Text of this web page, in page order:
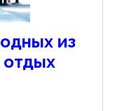
из
отдых